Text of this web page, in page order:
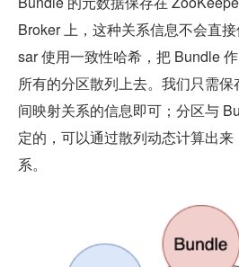
Broker 上，这种关系信息不会直
sar 使用一致性哈希，把 Bundle
所有的分区散列上去。我们只需
间映射关系的信息即可；分区与
定的，可以通过散列动态计算出
系。